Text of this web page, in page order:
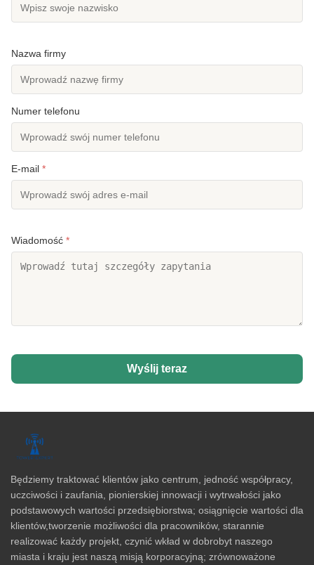
Nazwa firmy
Numer telefonu
E-mail *
Wiadomość *
Wyślij teraz
Będziemy traktować klientów jako centrum, jedność współpracy,
uczciwości i zaufania, pionierskiej innowacji i wytrwałości jako
podstawowych wartości przedsiębiorstwa; osiągnięcie wartości dla
klientów,tworzenie możliwości dla pracowników, starannie
realizować każdy projekt, czynić wkład w dobrobyt naszego
miasta i kraju jest naszą misją korporacyjną; zrównoważone